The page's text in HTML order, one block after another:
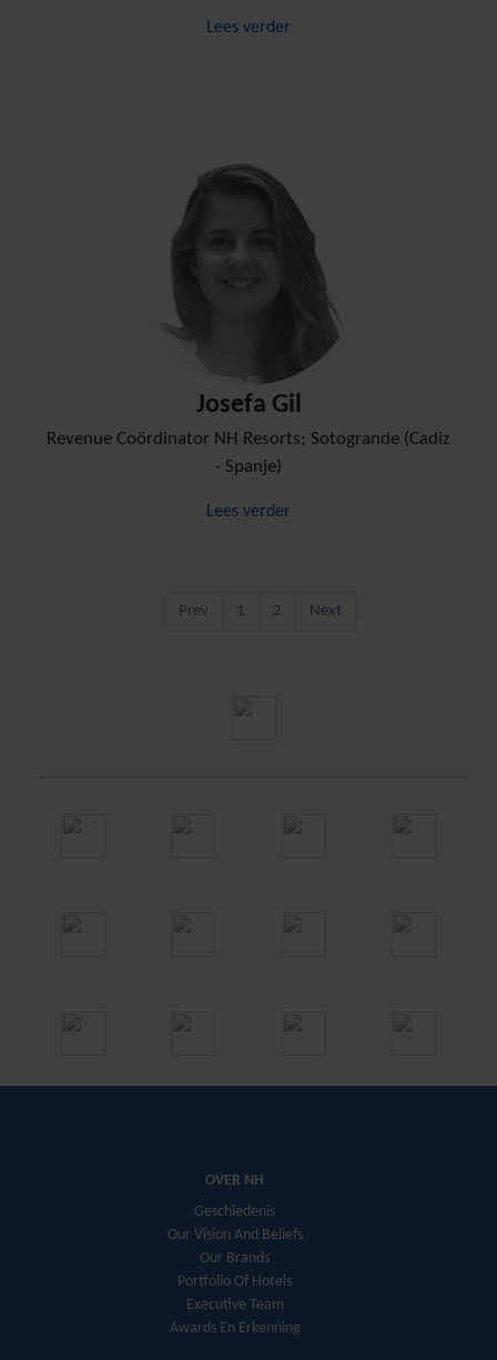
Lees verder
Josefa Gil
Revenue Coördinator NH Resorts; Sotogrande (Cadiz
- Spanje)
Lees verder
Prev 1 2 Next
OVER NH
Geschiedenis
Our Vision And Beliefs
Our Brands
Portfolio Of Hotels
Executive Team
Awards En Erkenning